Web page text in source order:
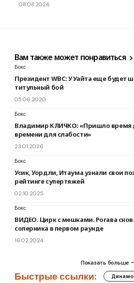
08.08.2026
Вам также может понравиться
Бокс
Президент WBC: У Уайта еще будет
титульный бой
05.06.2020
Бокс
Владимир КЛИЧКО: «Пришло время
времени для слабости»
23.01.2026
Бокс
Усик, Уордли, Итаума узнали свои
рейтинге супертяжей
02.10.2025
Бокс
ВИДЕО. Цирк с мешками. Рогава
соперника в первом раунде
16.02.2024
Показать больше
Быстрые ссылки: Динамо